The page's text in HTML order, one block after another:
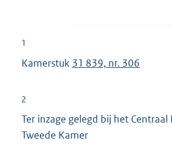
1
Kamerstuk 31 839, nr. 306
2
Ter inzage gelegd bij het
Tweede Kamer